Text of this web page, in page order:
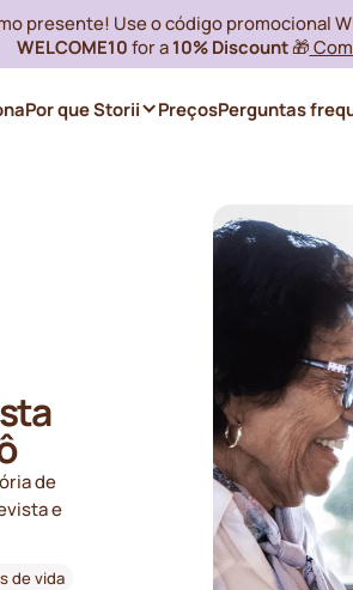
presente! Use o código promocional
WELCOME10 for a10% Discount🎁
Por que Storii PreçosPerguntas
de
e
de vida